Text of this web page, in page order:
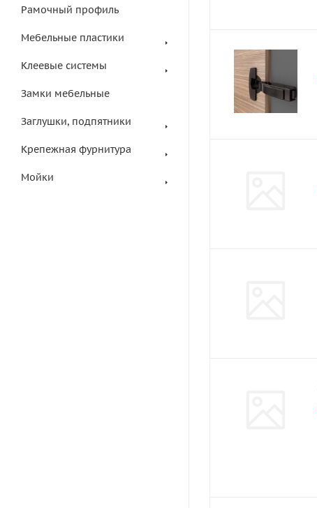
Рамочный профиль
Мебельные пластики
Клеевые системы
Замки мебельные
Заглушки, подпятники
Крепежная фурнитура
Мойки